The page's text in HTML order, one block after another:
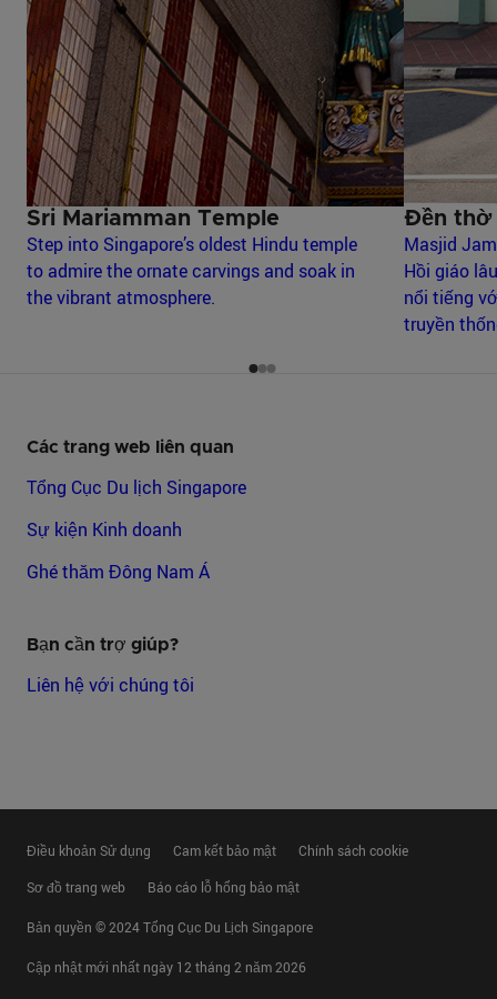
Sri Mariamman Temple
Step into Singapore’s oldest Hindu temple
to admire the ornate carvings and soak in
the vibrant atmosphere.
Đền thờ
Masjid
Hồi giáo
nổi tiếng
truyền
Các trang web liên quan
Tổng Cục Du lịch Singapore
Sự kiện Kinh doanh
Ghé thăm Đông Nam Á
Bạn cần trợ giúp?
Liên hệ với chúng tôi
Điều khoản Sử dụng Cam kết bảo mật Chính sách cookie
Sơ đồ trang web Báo cáo lỗ hổng bảo mật
Bản quyền © 2024 Tổng Cục Du Lịch Singapore
Cập nhật mới nhất ngày 12 tháng 2 năm 2026